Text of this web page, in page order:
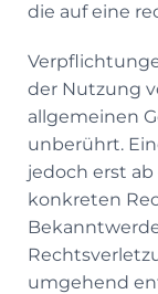
die auf eine
der Nutzung
allgemeinen
unberührt.
jedoch erst
konkreten
umgehend